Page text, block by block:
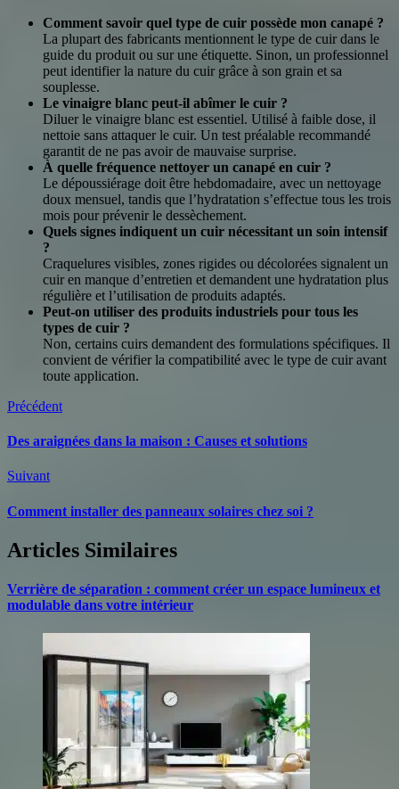
Comment savoir quel type de cuir possède mon canapé ?
La plupart des fabricants mentionnent le type de cuir dans le
guide du produit ou sur une étiquette. Sinon, un professionnel
peut identifier la nature du cuir grâce à son grain et sa
souplesse.
Le vinaigre blanc peut-il abîmer le cuir ?
Diluer le vinaigre blanc est essentiel. Utilisé à faible dose, il
nettoie sans attaquer le cuir. Un test préalable recommandé
garantit de ne pas avoir de mauvaise surprise.
À quelle fréquence nettoyer un canapé en cuir ?
Le dépoussiérage doit être hebdomadaire, avec un nettoyage
doux mensuel, tandis que l’hydratation s’effectue tous les trois
mois pour prévenir le dessèchement.
Quels signes indiquent un cuir nécessitant un soin intensif
?
Craquelures visibles, zones rigides ou décolorées signalent un
cuir en manque d’entretien et demandent une hydratation plus
régulière et l’utilisation de produits adaptés.
Peut-on utiliser des produits industriels pour tous les
types de cuir ?
Non, certains cuirs demandent des formulations spécifiques. Il
convient de vérifier la compatibilité avec le type de cuir avant
toute application.
Précédent
Des araignées dans la maison : Causes et solutions
Suivant
Comment installer des panneaux solaires chez soi ?
Articles Similaires
Verrière de séparation : comment créer un espace lumineux et
modulable dans votre intérieur